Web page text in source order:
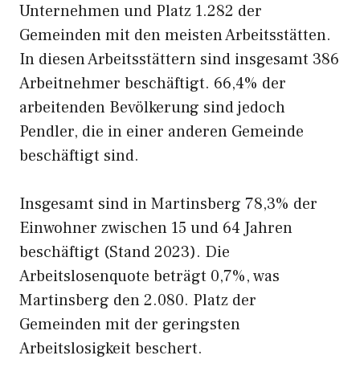
Unternehmen und Platz 1.282 der
Gemeinden mit den meisten Arbeitsstätten.
In diesen Arbeitsstättern sind insgesamt 386
Arbeitnehmer beschäftigt. 66,4% der
arbeitenden Bevölkerung sind jedoch
Pendler, die in einer anderen Gemeinde
beschäftigt sind.
Insgesamt sind in Martinsberg 78,3% der
Einwohner zwischen 15 und 64 Jahren
beschäftigt (Stand 2023). Die
Arbeitslosenquote beträgt 0,7%, was
Martinsberg den 2.080. Platz der
Gemeinden mit der geringsten
Arbeitslosigkeit beschert.